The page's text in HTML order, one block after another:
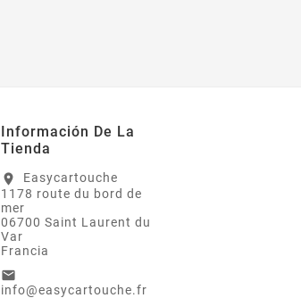
Información De La
Tienda
location_on
Easycartouche
1178 route du bord de
mer
06700 Saint Laurent du
Var
Francia
email
info@easycartouche.fr